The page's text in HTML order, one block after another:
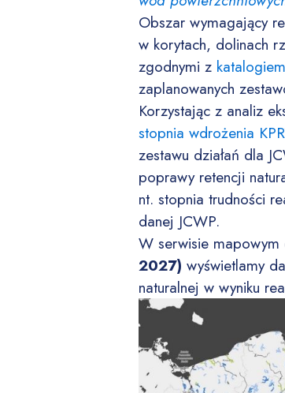
Obszar wymagający
w korytach, dolinach
zgodnymi z
zaplanowanych
Korzystając z analiz
stopnia wdrożenia
zestawu działań dla
poprawy retencji
nt. stopnia trudności
danej JCWP.
W serwisie mapowym
2027) wyświetlamy
naturalnej w wyniku